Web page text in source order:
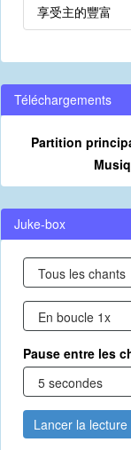
享受主的豐富
Téléchargements
Partition
Juke-box
Pause entre les
Lancer la lecture